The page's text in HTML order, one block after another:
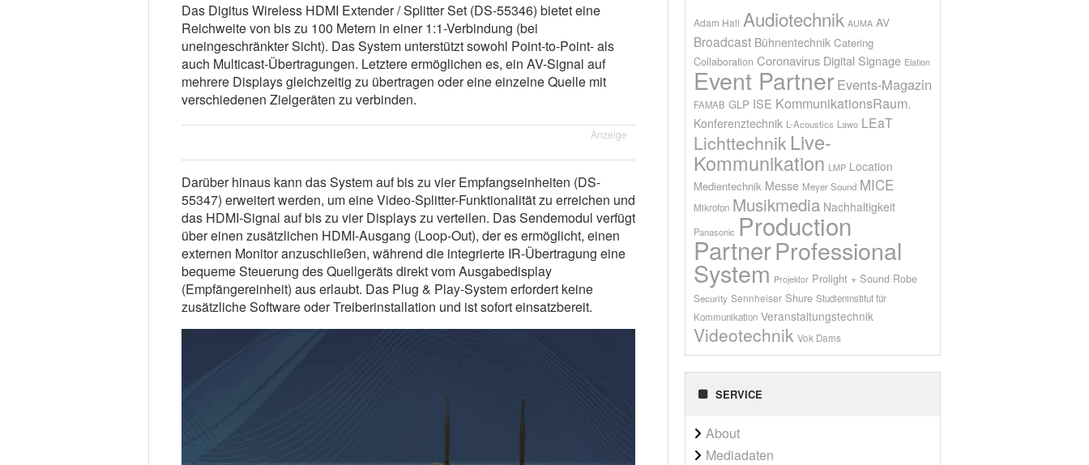
Das Digitus Wireless HDMI Extender / Splitter Set (DS-55346) bietet eine
Reichweite von bis zu 100 Metern in einer 1:1-Verbindung (bei
uneingeschränkter Sicht). Das System unterstützt sowohl Point-to-Point- als
auch Multicast-Übertragungen. Letztere ermöglichen es, ein AV-Signal auf
mehrere Displays gleichzeitig zu übertragen oder eine einzelne Quelle mit
verschiedenen Zielgeräten zu verbinden.
Anzeige
Darüber hinaus kann das System auf bis zu vier Empfangseinheiten (DS-
55347) erweitert werden, um eine Video-Splitter-Funktionalität zu erreichen und
das HDMI-Signal auf bis zu vier Displays zu verteilen. Das Sendemodul verfügt
über einen zusätzlichen HDMI-Ausgang (Loop-Out), der es ermöglicht, einen
externen Monitor anzuschließen, während die integrierte IR-Übertragung eine
bequeme Steuerung des Quellgeräts direkt vom Ausgabedisplay
(Empfängereinheit) aus erlaubt. Das Plug & Play-System erfordert keine
zusätzliche Software oder Treiberinstallation und ist sofort einsatzbereit.
Adam Hall Audiotechnik AUMA AV
Broadcast Bühnentechnik Catering
Collaboration Coronavirus Digital Signage Elation
Event Partner Events-Magazin
FAMAB GLP ISE KommunikationsRaum.
Konferenztechnik L-Acoustics Lawo LEaT
Lichttechnik Live-
Kommunikation LMP Location
Medientechnik Messe Meyer Sound MICE
Mikrofon Musikmedia Nachhaltigkeit
Panasonic Production
PartnerProfessional
System Projektor Prolight + Sound Robe
Security Sennheiser Shure Studieninstitut für
Kommunikation Veranstaltungstechnik
Videotechnik Vok Dams
SERVICE
About
Mediadaten